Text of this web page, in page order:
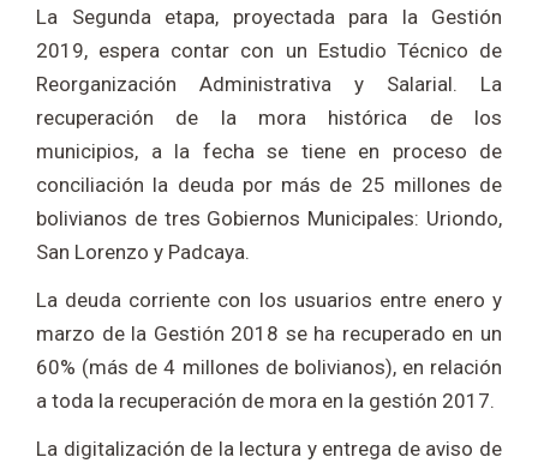
La Segunda etapa, proyectada para la Gestión
2019, espera contar con un Estudio Técnico de
Reorganización Administrativa y Salarial. La
recuperación de la mora histórica de los
municipios, a la fecha se tiene en proceso de
conciliación la deuda por más de 25 millones de
bolivianos de tres Gobiernos Municipales: Uriondo,
San Lorenzo y Padcaya.
La deuda corriente con los usuarios entre enero y
marzo de la Gestión 2018 se ha recuperado en un
60% (más de 4 millones de bolivianos), en relación
a toda la recuperación de mora en la gestión 2017.
La digitalización de la lectura y entrega de aviso de